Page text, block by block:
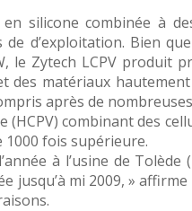
silicone combinée à
d’exploitation. Bien
le Zytech LCPV produit
des matériaux
après de
combinant des
fois supérieure.
à l’usine de Tolède
mi 2009, »